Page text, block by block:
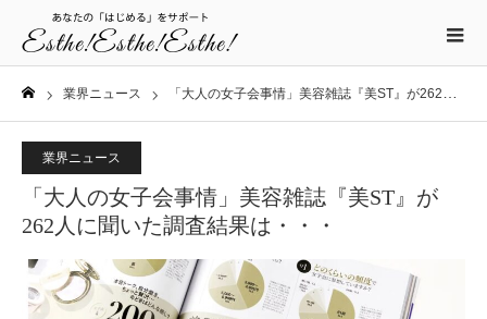
業界ニュース 「大人の女子会事情」美容雑誌『美ST』が262人に聞いた調査結果は・・・
業界ニュース
「大人の女子会事情」美容雑誌『美ST』が
262人に聞いた調査結果は・・・